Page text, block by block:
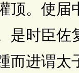
顶。使届
是时臣佐
而进谓太